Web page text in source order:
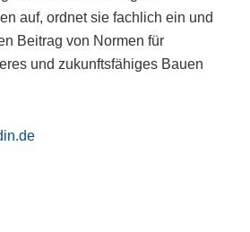
auf, ordnet sie fachlich ein und
Beitrag von Normen für
und zukunftsfähiges Bauen